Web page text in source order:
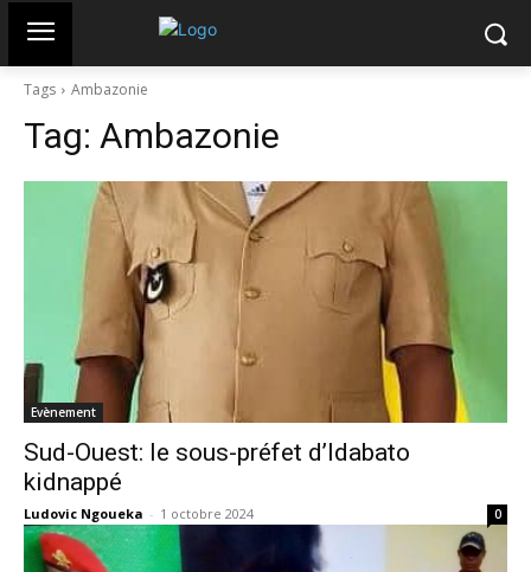
Tags Ambazonie
Tag: Ambazonie
Evènement
Sud-Ouest: le sous-préfet d’Idabato
kidnappé
Ludovic Ngoueka - 1 octobre 2024 0